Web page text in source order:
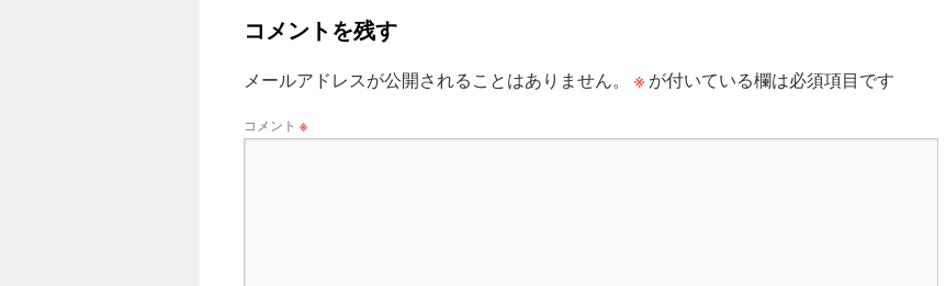
コメントを残す
メールアドレスが公開されることはありません。 ※ が付いている欄は必須項目です
コメント ※